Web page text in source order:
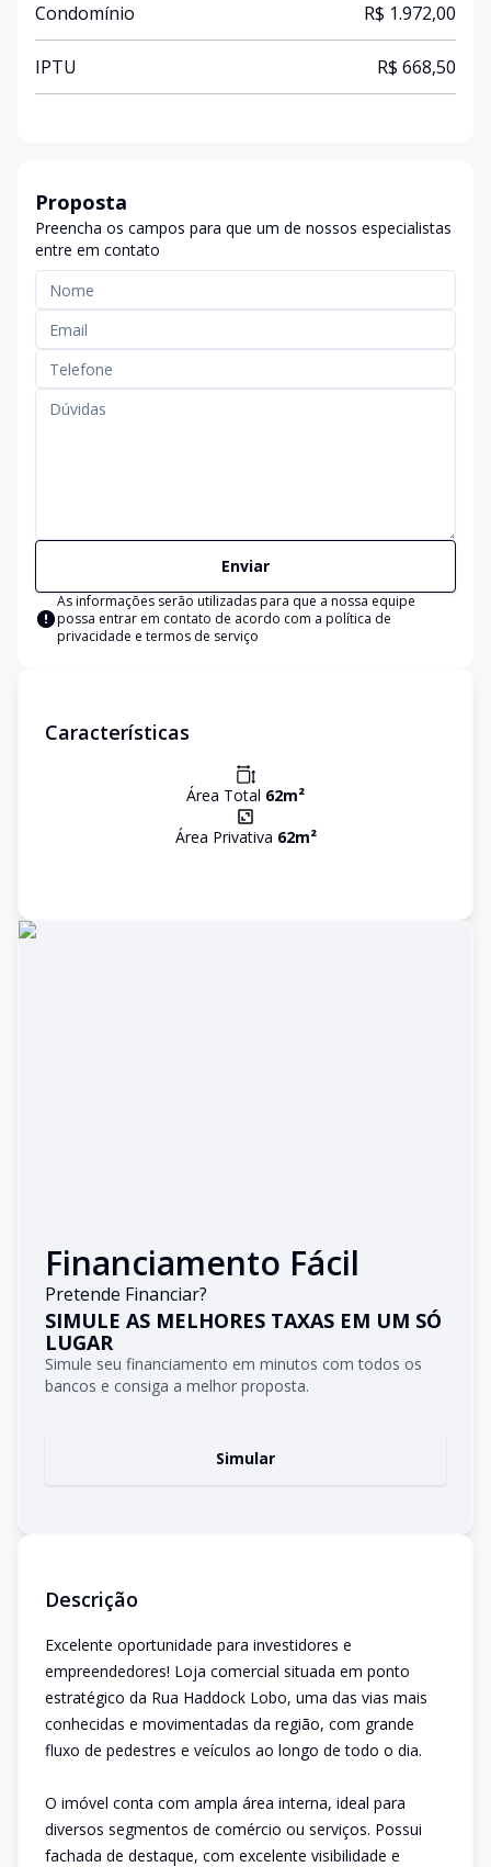
Condomínio R$ 1.972,00
IPTU R$ 668,50
Proposta
Preencha os campos para que um de nossos especialistas
entre em contato
Enviar
As informações serão utilizadas para que a nossa equipe
possa entrar em contato de acordo com a política de
privacidade e termos de serviço
Características
Área Total 62m²
Área Privativa 62m²
Financiamento Fácil
Pretende Financiar?
SIMULE AS MELHORES TAXAS EM UM SÓ
LUGAR
Simule seu financiamento em minutos com todos os
bancos e consiga a melhor proposta.
Simular
Descrição
Excelente oportunidade para investidores e
empreendedores! Loja comercial situada em ponto
estratégico da Rua Haddock Lobo, uma das vias mais
conhecidas e movimentadas da região, com grande
fluxo de pedestres e veículos ao longo de todo o dia.
O imóvel conta com ampla área interna, ideal para
diversos segmentos de comércio ou serviços. Possui
fachada de destaque, com excelente visibilidade e